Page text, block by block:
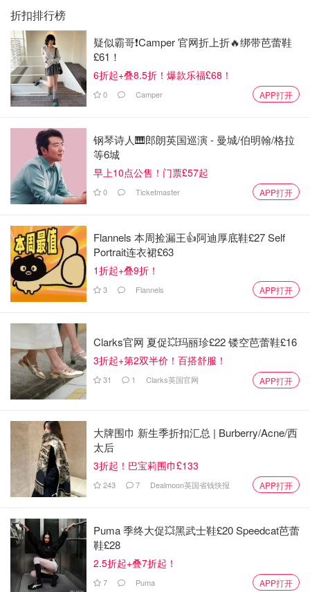
折扣排行榜
疑似霸哥❗️Camper 官网折上折🔥绑带芭蕾鞋
£61！
6折起+叠8.5折！爆款乐福£68！
0 Camper APP打开
钢琴诗人🎹郎朗英国巡演 - 曼城/伯明翰/格拉
等6城
早上10点公售！门票£57起
0 Ticketmaster APP打开
Flannels 本周捡漏王👍阿迪厚底鞋£27 Self
Portrait连衣裙£63
1折起+叠9折！
3 Flannels APP打开
Clarks官网 夏促💥玛丽珍£22 镂空芭蕾鞋£16
3折起+第2双半价！百搭舒服！
31 1 Clarks英国官网 APP打开
大牌围巾 新生季折扣汇总 | Burberry/Acne/西
太后
3折起！巴宝莉围巾£133
243 7 Dealmoon英国省钱快报 APP打开
Puma 季终大促💥黑武士鞋£20 Speedcat芭蕾
鞋£28
2.5折起+叠7折起！
7 Puma APP打开